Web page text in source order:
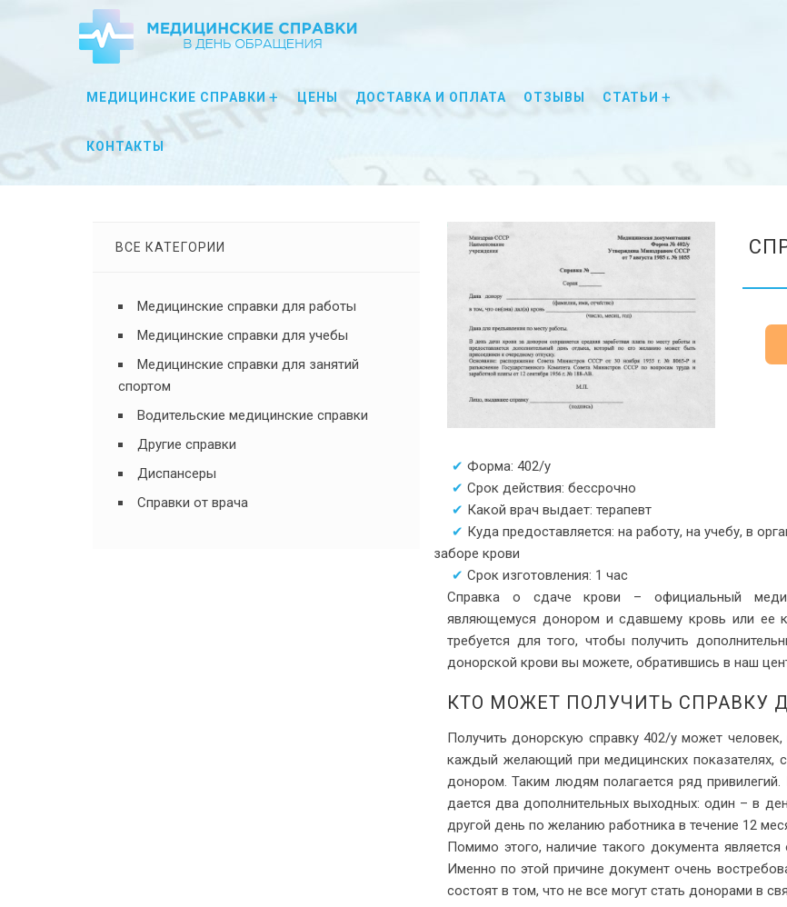
МЕДИЦИНСКИЕ СПРАВКИ ЦЕНЫ ДОСТАВКА И ОПЛАТА ОТЗЫВЫ СТАТЬИ
КОНТАКТЫ
ВСЕ КАТЕГОРИИ
Медицинские справки для работы
Медицинские справки для учебы
Медицинские справки для занятий
спортом
Водительские медицинские справки
Другие справки
Диспансеры
Справки от врача
Форма: 402/у
Срок действия: бессрочно
Какой врач выдает: терапевт
Куда предоставляется: на работу, на учебу, в
заборе крови
Срок изготовления: 1 час
Справка о сдаче крови – официальный
являющемуся донором и сдавшему кровь или ее
требуется для того, чтобы получить
донорской крови вы можете, обратившись в наш
КТО МОЖЕТ ПОЛУЧИТЬ СПРАВКУ
Получить донорскую справку 402/у может
каждый желающий при медицинских показателях,
донором. Таким людям полагается ряд
дается два дополнительных выходных: один – в
другой день по желанию работника в течение 12
Помимо этого, наличие такого документа
Именно по этой причине документ очень
состоят в том, что не все могут стать донорами в